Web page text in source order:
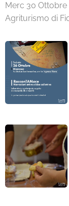
Merc 30 Ottobre
Agriturismo di